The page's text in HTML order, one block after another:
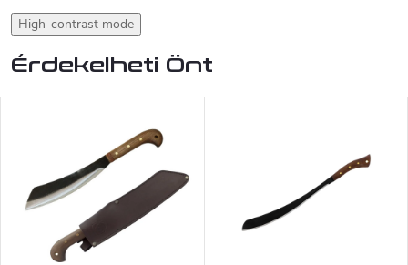
High-contrast mode
Érdekelheti Önt